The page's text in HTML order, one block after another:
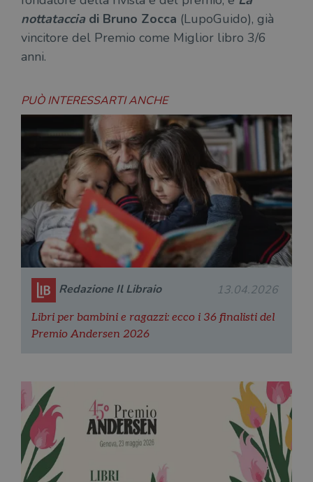
nottataccia di Bruno Zocca (LupoGuido), già
vincitore del Premio come Miglior libro 3/6
anni.
PUÒ INTERESSARTI ANCHE
Redazione Il Libraio 13.04.2026
Libri per bambini e ragazzi: ecco i 36 finalisti del
Premio Andersen 2026